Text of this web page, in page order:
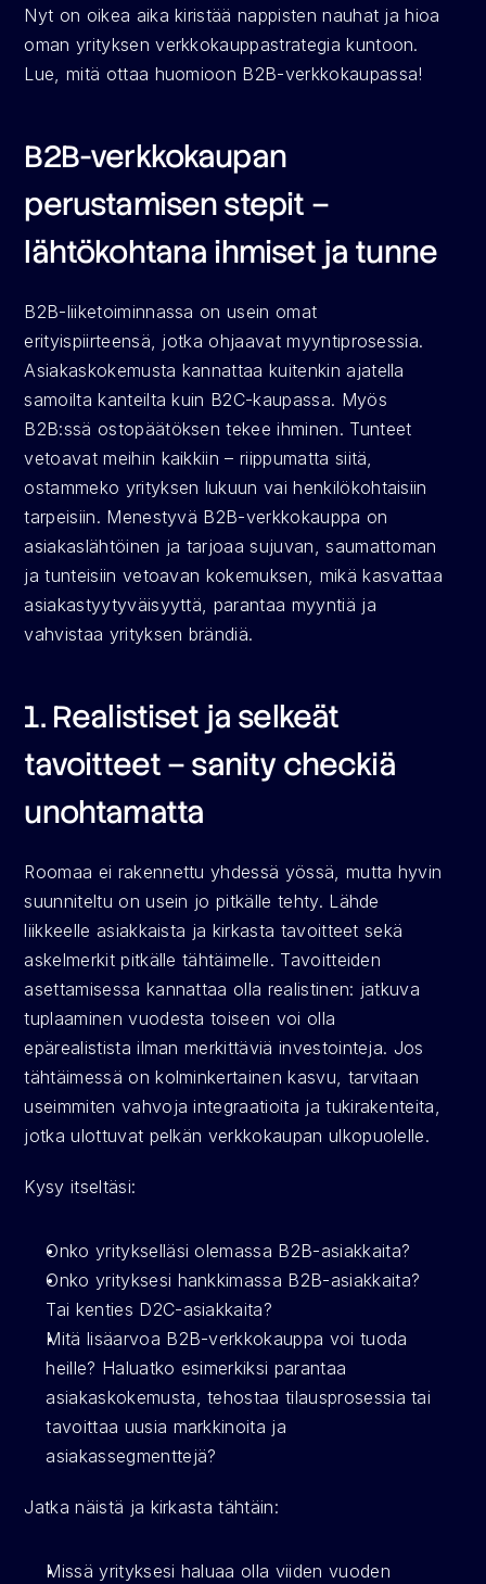
Nyt on oikea aika kiristää nappisten nauhat ja hioa
oman yrityksen verkkokauppastrategia kuntoon.
Lue, mitä ottaa huomioon B2B-verkkokaupassa!
B2B-verkkokaupan
perustamisen stepit –
lähtökohtana ihmiset ja tunne
B2B-liiketoiminnassa on usein omat
erityispiirteensä, jotka ohjaavat myyntiprosessia.
Asiakaskokemusta kannattaa kuitenkin ajatella
samoilta kanteilta kuin B2C-kaupassa. Myös
B2B:ssä ostopäätöksen tekee ihminen. Tunteet
vetoavat meihin kaikkiin – riippumatta siitä,
ostammeko yrityksen lukuun vai henkilökohtaisiin
tarpeisiin. Menestyvä B2B-verkkokauppa on
asiakaslähtöinen ja tarjoaa sujuvan, saumattoman
ja tunteisiin vetoavan kokemuksen, mikä kasvattaa
asiakastyytyväisyyttä, parantaa myyntiä ja
vahvistaa yrityksen brändiä.
1. Realistiset ja selkeät
tavoitteet – sanity checkiä
unohtamatta
Roomaa ei rakennettu yhdessä yössä, mutta hyvin
suunniteltu on usein jo pitkälle tehty. Lähde
liikkeelle asiakkaista ja kirkasta tavoitteet sekä
askelmerkit pitkälle tähtäimelle. Tavoitteiden
asettamisessa kannattaa olla realistinen: jatkuva
tuplaaminen vuodesta toiseen voi olla
epärealistista ilman merkittäviä investointeja. Jos
tähtäimessä on kolminkertainen kasvu, tarvitaan
useimmiten vahvoja integraatioita ja tukirakenteita,
jotka ulottuvat pelkän verkkokaupan ulkopuolelle.
Kysy itseltäsi:
Onko yritykselläsi olemassa B2B-asiakkaita?
Onko yrityksesi hankkimassa B2B-asiakkaita?
Tai kenties D2C-asiakkaita?
Mitä lisäarvoa B2B-verkkokauppa voi tuoda
heille? Haluatko esimerkiksi parantaa
asiakaskokemusta, tehostaa tilausprosessia tai
tavoittaa uusia markkinoita ja
asiakassegmenttejä?
Jatka näistä ja kirkasta tähtäin:
Missä yrityksesi haluaa olla viiden vuoden